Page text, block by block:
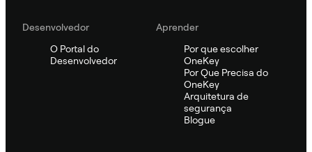
Desenvolvedor
O Portal do
Desenvolvedor
Aprender
Por que escolher
OneKey
Por Que Precisa do
OneKey
Arquitetura de
segurança
Blogue